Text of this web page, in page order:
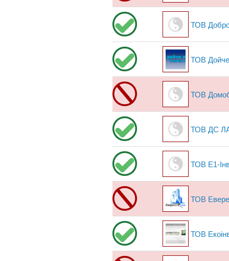
ТОВ
ТОВ
ТОВ
ТОВ ДС
ТОВ Е1-
ТОВ
ТОВ